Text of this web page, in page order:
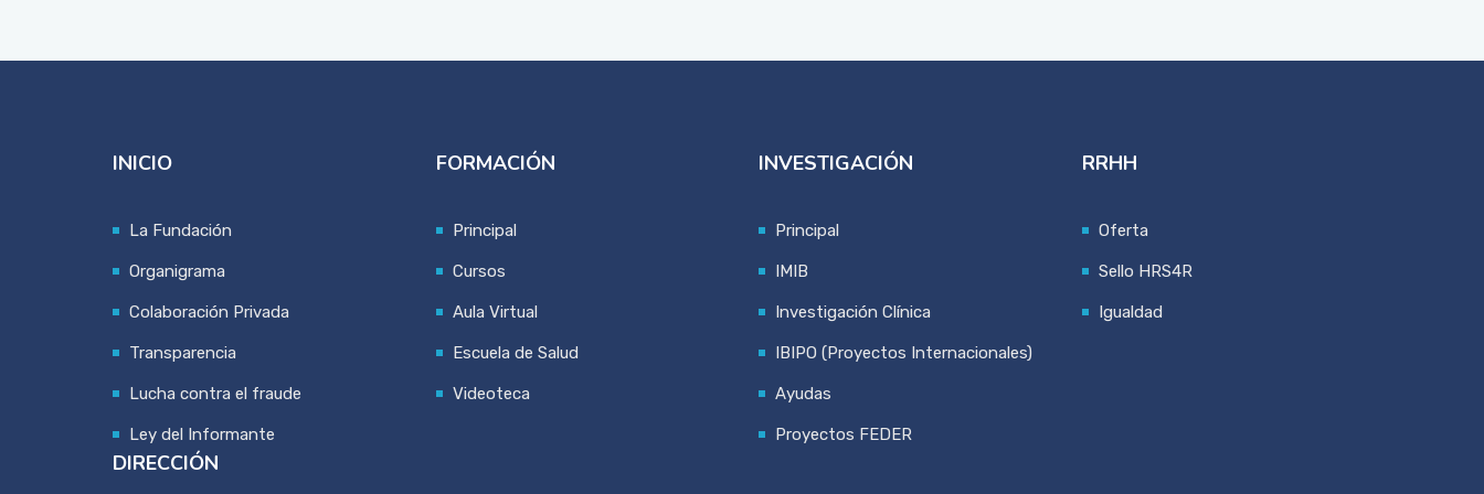
INICIO
La Fundación
Organigrama
Colaboración Privada
Transparencia
Lucha contra el fraude
Ley del Informante
FORMACIÓN
Principal
Cursos
Aula Virtual
Escuela de Salud
Videoteca
INVESTIGACIÓN
Principal
IMIB
Investigación Clínica
IBIPO (Proyectos Internacionales)
Ayudas
Proyectos FEDER
RRHH
Oferta
Sello HRS4R
Igualdad
DIRECCIÓN